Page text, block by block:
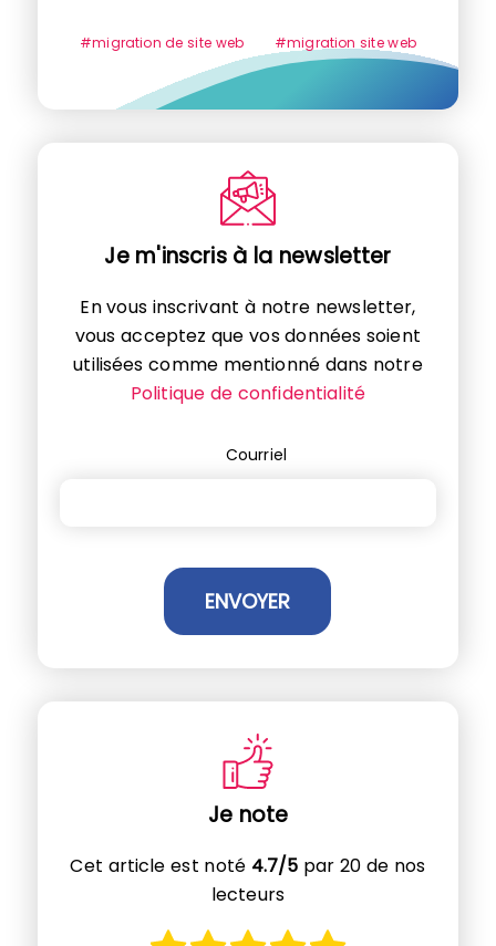
#migration de site web #migration site web
Je m'inscris à la newsletter
En vous inscrivant à notre newsletter,
vous acceptez que vos données soient
utilisées comme mentionné dans notre
Politique de confidentialité
Courriel
Je note
Cet article est noté 4.7/5 par 20 de nos
lecteurs